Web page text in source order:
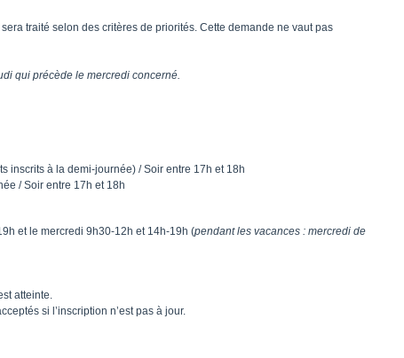
traité selon des critères de priorités. Cette demande ne vaut pas
qui précède le mercredi concerné.
inscrits à la demi-journée) / Soir entre 17h et 18h
/ Soir entre 17h et 18h
et le mercredi 9h30-12h et 14h-19h (pendant les vacances : mercredi de
atteinte.
si l’inscription n’est pas à jour.